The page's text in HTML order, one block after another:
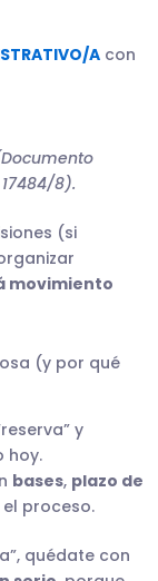
A con
8).
(si
movimiento
(y por qué
y
hoy.
bases, plazo de
proceso.
quédate con